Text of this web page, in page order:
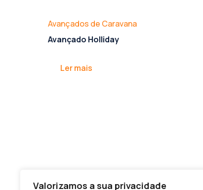
Valorizamos a sua privacidade
Avançados de Caravana
Avançado Holliday
Ler mais